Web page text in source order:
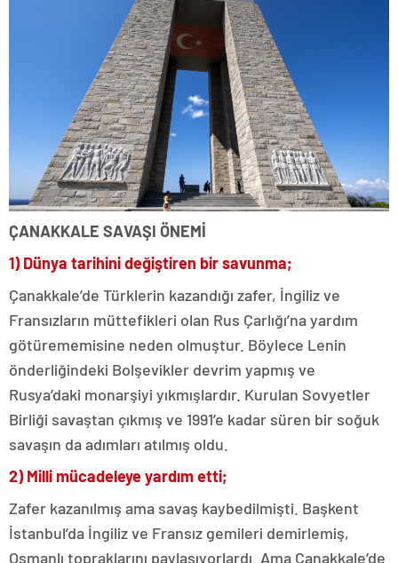
ÇANAKKALE SAVAŞI ÖNEMİ
1) Dünya tarihini değiştiren bir savunma;
Çanakkale’de Türklerin kazandığı zafer, İngiliz ve
Fransızların müttefikleri olan Rus Çarlığı’na yardım
götürememisine neden olmuştur. Böylece Lenin
önderliğindeki Bolşevikler devrim yapmış ve
Rusya’daki monarşiyi yıkmışlardır. Kurulan Sovyetler
Birliği savaştan çıkmış ve 1991’e kadar süren bir soğuk
savaşın da adımları atılmış oldu.
2) Milli mücadeleye yardım etti;
Zafer kazanılmış ama savaş kaybedilmişti. Başkent
İstanbul’da İngiliz ve Fransız gemileri demirlemiş,
Osmanlı topraklarını paylaşıyorlardı. Ama Çanakkale’de